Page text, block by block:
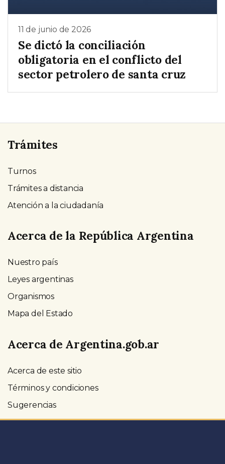
11 de junio de 2026
Se dictó la conciliación
obligatoria en el conflicto del
sector petrolero de santa cruz
Trámites
Turnos
Trámites a distancia
Atención a la ciudadanía
Acerca de la República Argentina
Nuestro país
Leyes argentinas
Organismos
Mapa del Estado
Acerca de Argentina.gob.ar
Acerca de este sitio
Términos y condiciones
Sugerencias